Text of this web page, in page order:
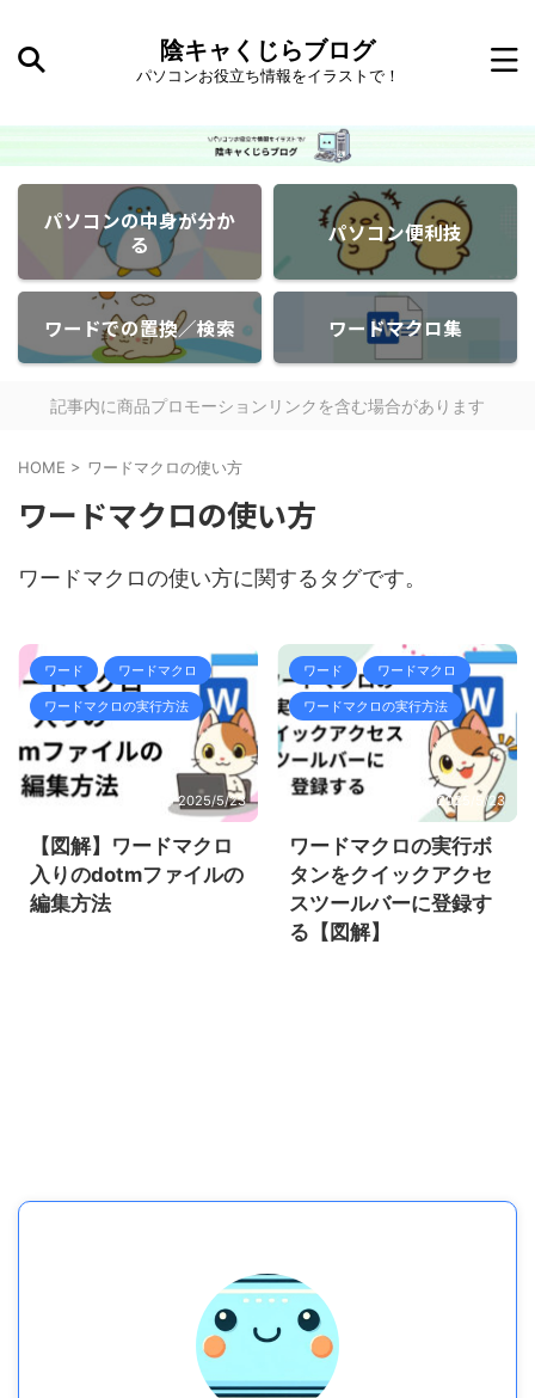
陰キャくじらブログ
パソコンお役立ち情報をイラストで！
パソコンの中身が分か
る
パソコン便利技
ワードでの置換／検索 ワードマクロ集
記事内に商品プロモーションリンクを含む場合があります
HOME > ワードマクロの使い方
ワードマクロの使い方
ワードマクロの使い方に関するタグです。
ワード ワードマクロ
ワードマクロの実行方法
2025/5/23
【図解】ワードマクロ
入りのdotmファイルの
編集方法
ワード ワードマクロ
ワードマクロの実行方法
2025/5/23
ワードマクロの実行ボ
タンをクイックアクセ
スツールバーに登録す
る【図解】